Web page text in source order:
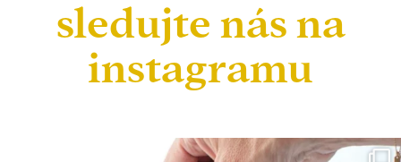
sledujte nás na
instagramu